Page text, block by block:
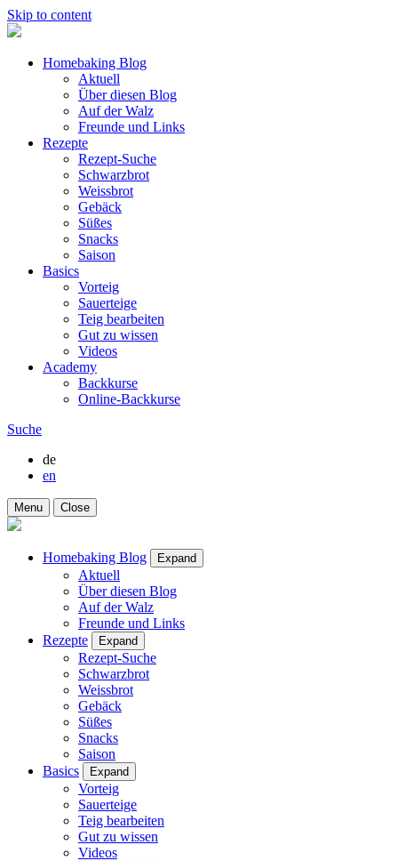
Skip to content
Homebaking Blog
Aktuell
Über diesen Blog
Auf der Walz
Freunde und Links
Rezepte
Rezept-Suche
Schwarzbrot
Weissbrot
Gebäck
Süßes
Snacks
Saison
Basics
Vorteig
Sauerteige
Teig bearbeiten
Gut zu wissen
Videos
Academy
Backkurse
Online-Backkurse
Suche
de
en
Menu Close
Homebaking Blog Expand
Aktuell
Über diesen Blog
Auf der Walz
Freunde und Links
Rezepte
Expand
Rezept-Suche
Schwarzbrot
Weissbrot
Gebäck
Süßes
Snacks
Saison
Basics
Expand
Vorteig
Sauerteige
Teig bearbeiten
Gut zu wissen
Videos